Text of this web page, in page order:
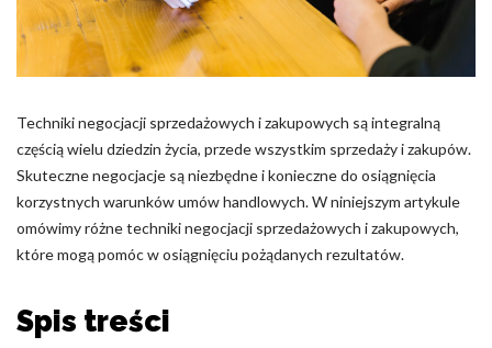
Techniki negocjacji sprzedażowych i zakupowych są integralną
częścią wielu dziedzin życia, przede wszystkim sprzedaży i zakupów.
Skuteczne negocjacje są niezbędne i konieczne do osiągnięcia
korzystnych warunków umów handlowych. W niniejszym artykule
omówimy różne techniki negocjacji sprzedażowych i zakupowych,
które mogą pomóc w osiągnięciu pożądanych rezultatów.
Spis treści
zapamiętanie informacji, które zmieniają wygląd lub
funkcjonowanie strony, np. preferowany język lub region, w
którym znajduje się użytkownik.
Statystyka
Statystyczne pliki cookie pomagają właścicielem stron
internetowych zrozumieć, w jaki sposób różni użytkownicy
zachowują się na stronie, gromadząc i zgłaszając anonimowe
informacje.
Marketingowe pliki cookie stosowane są w celu śledzenia